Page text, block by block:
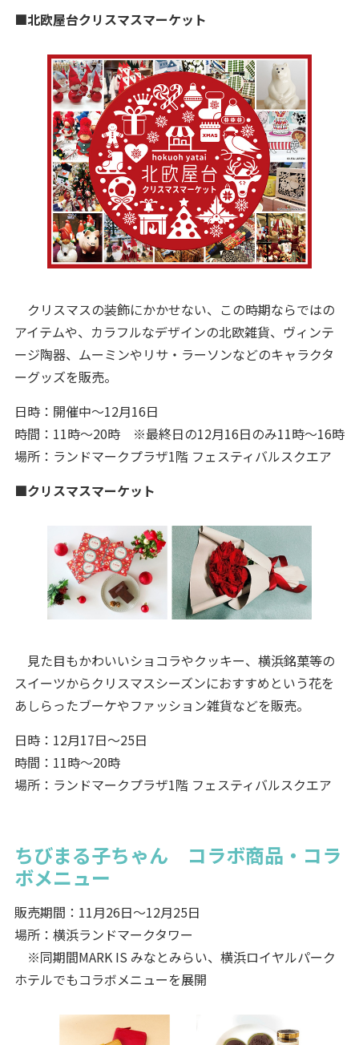
■北欧屋台クリスマスマーケット
クリスマスの装飾にかかせない、この時期ならではの
アイテムや、カラフルなデザインの北欧雑貨、ヴィンテ
ージ陶器、ムーミンやリサ・ラーソンなどのキャラクタ
ーグッズを販売。
日時：開催中～12月16日
時間：11時～20時 ※最終日の12月16日のみ11時～16時
場所：ランドマークプラザ1階 フェスティバルスクエア
■クリスマスマーケット
見た目もかわいいショコラやクッキー、横浜銘菓等の
スイーツからクリスマスシーズンにおすすめという花を
あしらったブーケやファッション雑貨などを販売。
日時：12月17日～25日
時間：11時～20時
場所：ランドマークプラザ1階 フェスティバルスクエア
ちびまる子ちゃん コラボ商品・コラ
ボメニュー
販売期間：11月26日～12月25日
場所：横浜ランドマークタワー
※同期間MARK IS みなとみらい、横浜ロイヤルパーク
ホテルでもコラボメニューを展開